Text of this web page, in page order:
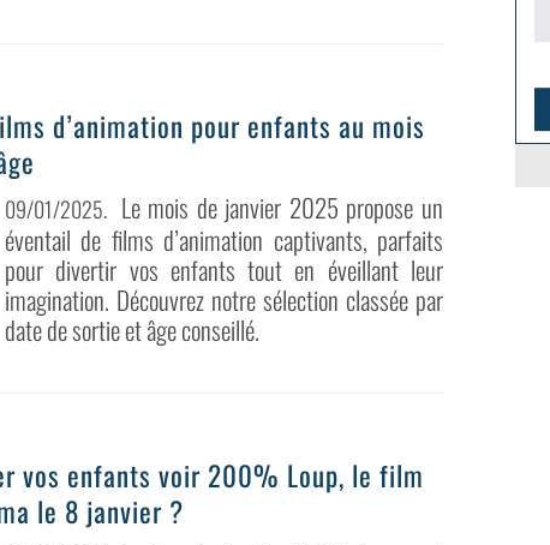
d’animation pour enfants au mois
09/01/2025. Le mois de janvier 2025 propose un
éventail de films d’animation captivants, parfaits
pour divertir vos enfants tout en éveillant leur
imagination. Découvrez notre sélection classée par
date de sortie et âge conseillé.
vos enfants voir 200% Loup, le film
le 8 janvier ?